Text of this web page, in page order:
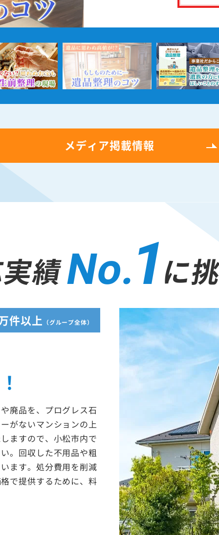
メディア掲載情報
績No.1に
件以上 （グループ全体）
廃品を、プログレス石
がないマンションの上
ますので、小松市内で
。回収した不用品や粗
ます。処分費用を削減
で提供するために、料